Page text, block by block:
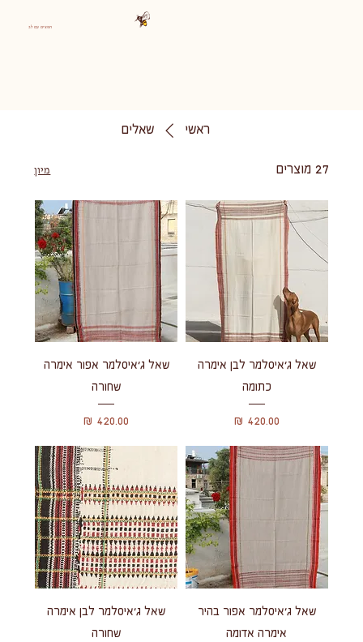
חפצים עם לב
ראשי שאלים
27 מוצרים מיון
שאל ג'איסלמר לבן אימרה
כתומה
מחיר
שאל ג'איסלמר אפור אימרה
שחורה
מחיר
שאל ג'איסלמר אפור בהיר
אימרה אדומה
שאל ג'איסלמר לבן אימרה
שחורה